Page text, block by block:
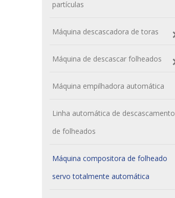
partículas
Máquina descascadora de toras
Máquina de descascar folheados
Máquina empilhadora automática
Linha automática de descascamento
de folheados
Máquina compositora de folheado
servo totalmente automática